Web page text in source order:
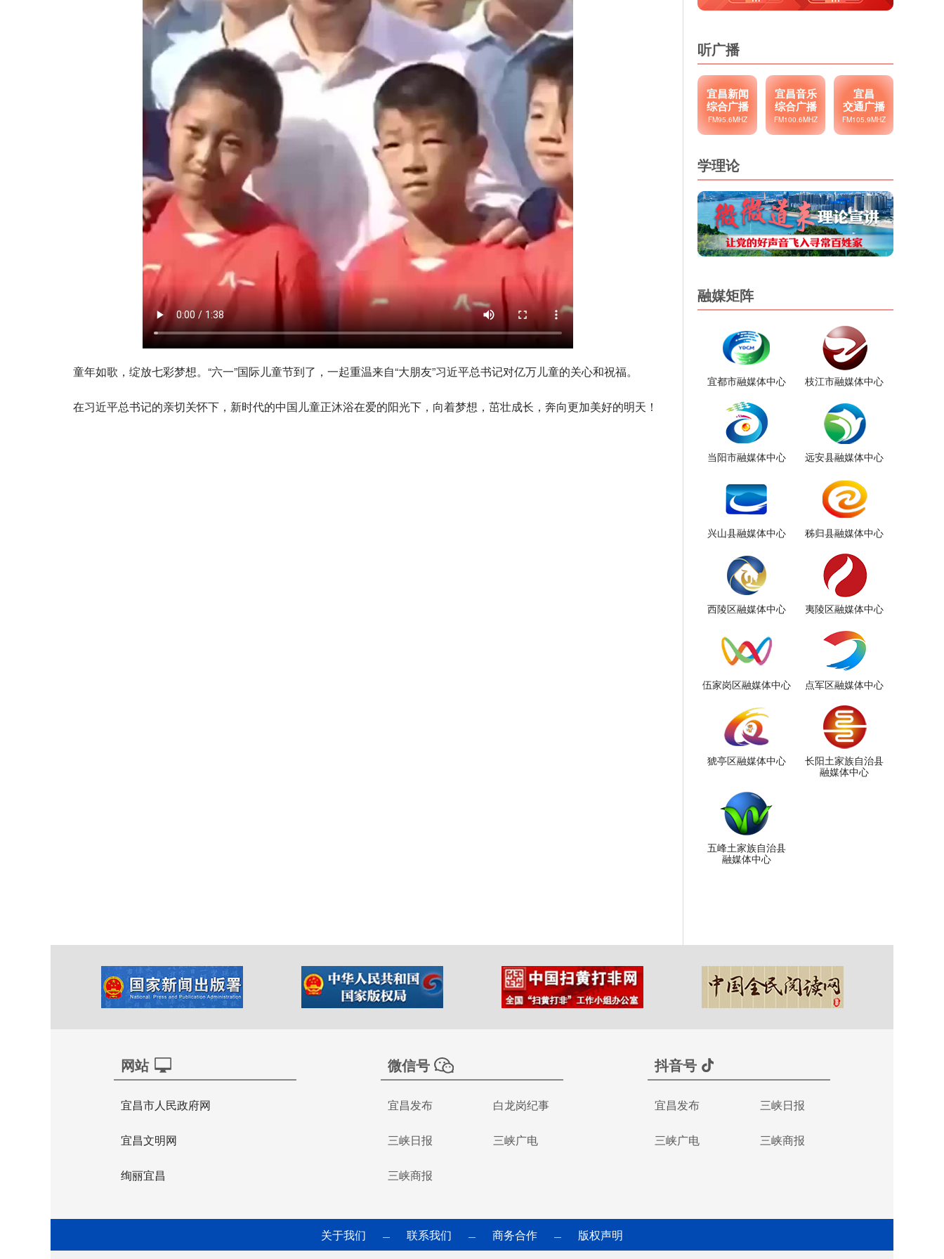
童年如歌，绽放七彩梦想。“六一”国际儿童节到了，一起重温来自“大朋友”习近平总书记对亿万儿童的关心和祝福。
在习近平总书记的亲切关怀下，新时代的中国儿童正沐浴在爱的阳光下，向着梦想，茁壮成长，奔向更加美好的明天！
听广播
宜昌新闻
综合广播
FM95.6MHZ
宜昌音乐
综合广播
FM100.6MHZ
宜昌
交通广播
FM105.9MHZ
学理论
融媒矩阵
宜都市融媒体中心 枝江市融媒体中心
当阳市融媒体中心 远安县融媒体中心
兴山县融媒体中心 秭归县融媒体中心
西陵区融媒体中心 夷陵区融媒体中心
伍家岗区融媒体中心 点军区融媒体中心
猇亭区融媒体中心
长阳土家族自治县
融媒体中心
五峰土家族自治县
融媒体中心
网站
宜昌市人民政府网
宜昌文明网
绚丽宜昌
微信号
宜昌发布 白龙岗纪事
三峡日报 三峡广电
三峡商报
抖音号
宜昌发布 三峡日报
三峡广电 三峡商报
关于我们 — 联系我们 — 商务合作 — 版权声明